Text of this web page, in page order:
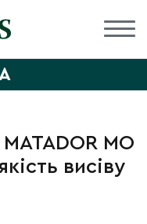
MO
висіву